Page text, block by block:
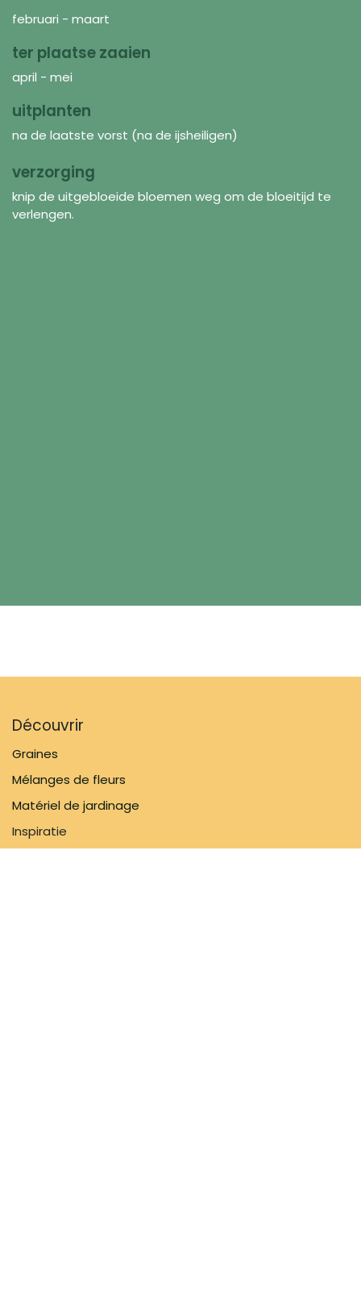
februari - maart
ter plaatse zaaien
april - mei
uitplanten
na de laatste vorst (na de ijsheiligen)
verzorging
knip de uitgebloeide bloemen weg om de bloeitijd te
verlengen.
Découvrir
Graines
Mélanges de fleurs
Matériel de jardinage
Inspiratie